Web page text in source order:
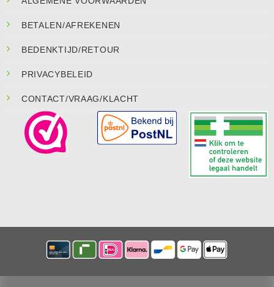
BETALEN/AFREKENEN
BEDENKTIJD/RETOUR
PRIVACYBELEID
CONTACT/VRAAG/KLACHT